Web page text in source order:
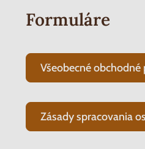
Formuláre
Všeobecné
Zásady spracovania